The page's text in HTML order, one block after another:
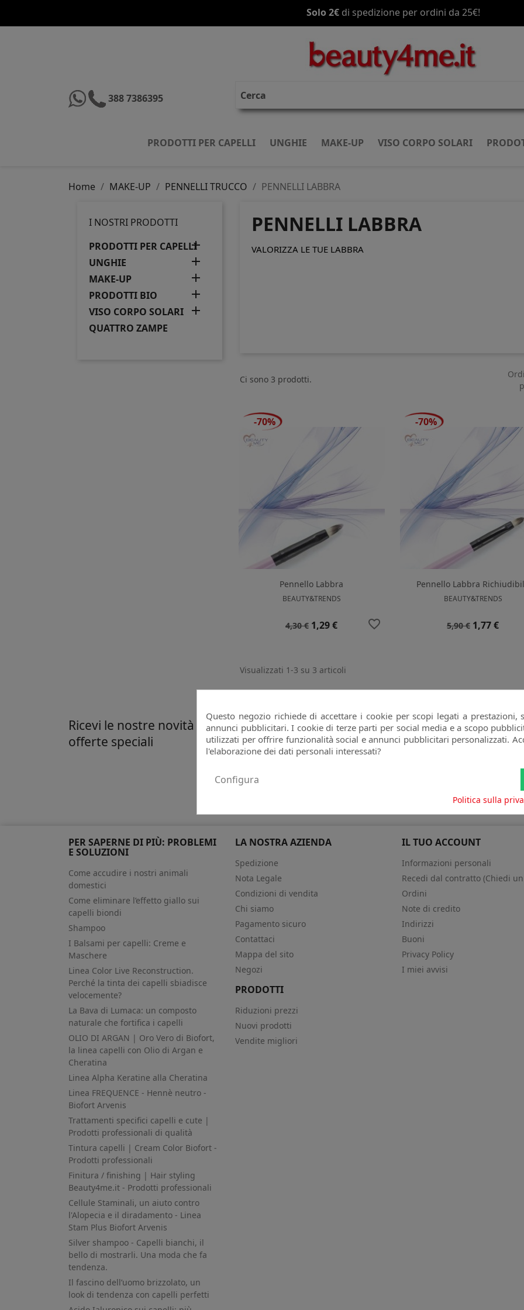
Solo 2€di spedizione per ordini da 25€!
388 7386395
PRODOTTI PER CAPELLI UNGHIE MAKE-UP VISO CORPO SOLARI
Home MAKE-UP PENNELLI TRUCCO PENNELLI LABBRA
I NOSTRI PRODOTTI
PRODOTTI PER CAPELLI

UNGHIE 
MAKE-UP 
PRODOTTI BIO 
VISO CORPO SOLARI 
QUATTRO ZAMPE
PENNELLI LABBRA
VALORIZZA LE TUE LABBRA
Ci sono 3 prodotti.
Pennello Labbra
BEAUTY&TRENDS
Prezzo
4,30 € Prezzo
1,29 €
-70%
favorite_border
Pennello Labbra
BEAUTY&TRENDS
Prezzo
5,90 € Prezzo
1,77 €
-70%
Visualizzati 1-3 su 3 articoli
Ricevi le nostre novità e le
offerte speciali
Puoi annullare l'iscrizione in ogni momenti. A questo scopo, cerca le info di
PER SAPERNE DI PIÙ: PROBLEMI
E SOLUZIONI
Come accudire i nostri animali
domestici
Come eliminare l’effetto giallo sui
capelli biondi
Shampoo
I Balsami per capelli: Creme e
Maschere
Linea Color Live Reconstruction.
Perché la tinta dei capelli sbiadisce
velocemente?
La Bava di Lumaca: un composto
naturale che fortifica i capelli
OLIO DI ARGAN | Oro Vero di Biofort,
la linea capelli con Olio di Argan e
Cheratina
Linea Alpha Keratine alla Cheratina
Linea FREQUENCE - Hennè neutro -
Biofort Arvenis
Trattamenti specifici capelli e cute |
Prodotti professionali di qualità
Tintura capelli | Cream Color Biofort -
Prodotti professionali
Finitura / finishing | Hair styling
Beauty4me.it - Prodotti professionali
Cellule Staminali, un aiuto contro
l'Alopecia e il diradamento - Linea
Stam Plus Biofort Arvenis
Silver shampoo - Capelli bianchi, il
bello di mostrarli. Una moda che fa
tendenza.
Il fascino dell’uomo brizzolato, un
look di tendenza con capelli perfetti
LA NOSTRA AZIENDA
Spedizione
Nota Legale
Condizioni di vendita
Chi siamo
Pagamento sicuro
Contattaci
Mappa del sito
Negozi
PRODOTTI
Riduzioni prezzi
Nuovi prodotti
Vendite migliori
IL TUO ACCOUNT
Informazioni personali
Recedi dal contratto (Chiedi
Ordini
Note di credito
Indirizzi
Buoni
Privacy Policy
I miei avvisi
Questo negozio richiede di accettare i cookie per scopi legati a prestazioni,
annunci pubblicitari. I cookie di terze parti per social media e a scopo
utilizzati per offrire funzionalità social e annunci pubblicitari personalizzati.
l'elaborazione dei dati personali interessati?
Configura
Politica sulla